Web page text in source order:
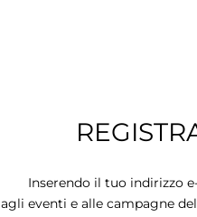
Inserendo il tuo indirizzo
agli eventi e alle campagne